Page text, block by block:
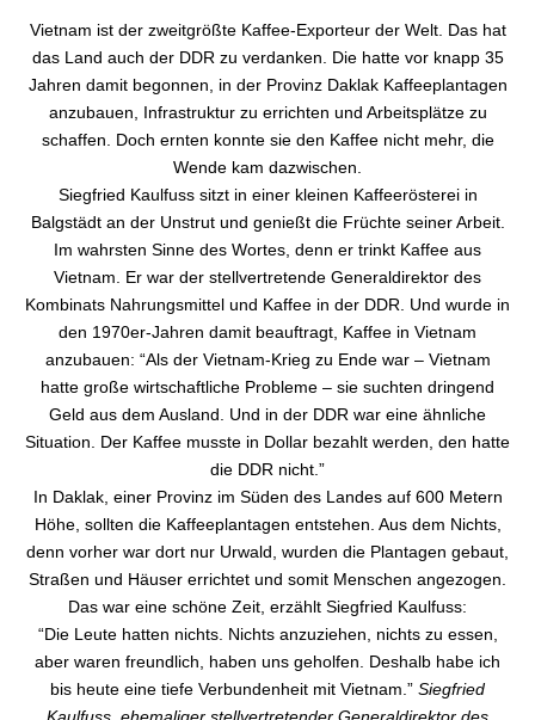
Vietnam ist der zweitgrößte Kaffee-Exporteur der Welt. Das hat
das Land auch der DDR zu verdanken. Die hatte vor knapp 35
Jahren damit begonnen, in der Provinz Daklak Kaffeeplantagen
anzubauen, Infrastruktur zu errichten und Arbeitsplätze zu
schaffen. Doch ernten konnte sie den Kaffee nicht mehr, die
Wende kam dazwischen.
Siegfried Kaulfuss sitzt in einer kleinen Kaffeerösterei in
Balgstädt an der Unstrut und genießt die Früchte seiner Arbeit.
Im wahrsten Sinne des Wortes, denn er trinkt Kaffee aus
Vietnam. Er war der stellvertretende Generaldirektor des
Kombinats Nahrungsmittel und Kaffee in der DDR. Und wurde in
den 1970er-Jahren damit beauftragt, Kaffee in Vietnam
anzubauen: “Als der Vietnam-Krieg zu Ende war – Vietnam
hatte große wirtschaftliche Probleme – sie suchten dringend
Geld aus dem Ausland. Und in der DDR war eine ähnliche
Situation. Der Kaffee musste in Dollar bezahlt werden, den hatte
die DDR nicht.”
In Daklak, einer Provinz im Süden des Landes auf 600 Metern
Höhe, sollten die Kaffeeplantagen entstehen. Aus dem Nichts,
denn vorher war dort nur Urwald, wurden die Plantagen gebaut,
Straßen und Häuser errichtet und somit Menschen angezogen.
Das war eine schöne Zeit, erzählt Siegfried Kaulfuss:
“Die Leute hatten nichts. Nichts anzuziehen, nichts zu essen,
aber waren freundlich, haben uns geholfen. Deshalb habe ich
bis heute eine tiefe Verbundenheit mit Vietnam.” Siegfried
Kaulfuss, ehemaliger stellvertretender Generaldirektor des